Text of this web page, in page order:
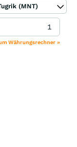
(MNT)
Währungsrechner »